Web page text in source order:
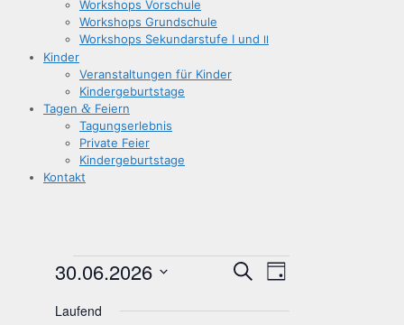
Work­shops Vorschule
Work­shops Grundschule
Work­shops Sekun­dar­stu­fe I und II
Kin­der
Ver­an­stal­tun­gen für Kinder
Kin­der­ge­burts­ta­ge
Tagen & Feiern
Tagungs­er­leb­nis
Pri­va­te Feier
Kin­der­ge­burts­ta­ge
Kon­takt
Veranstaltungen
für
30.
Veranstaltungen
Suche
und
SucheVeranstaltung
Ansichten-
Navigation
Tag
30.06.2026
wählen.
Laufend